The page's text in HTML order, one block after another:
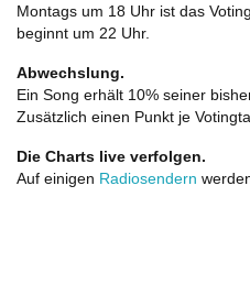
Montags um 18 Uhr ist das
beginnt um 22 Uhr.
Abwechslung.
Ein Song erhält 10% seiner
Zusätzlich einen Punkt je
Die Charts live verfolgen.
Auf einigen Radiosendern